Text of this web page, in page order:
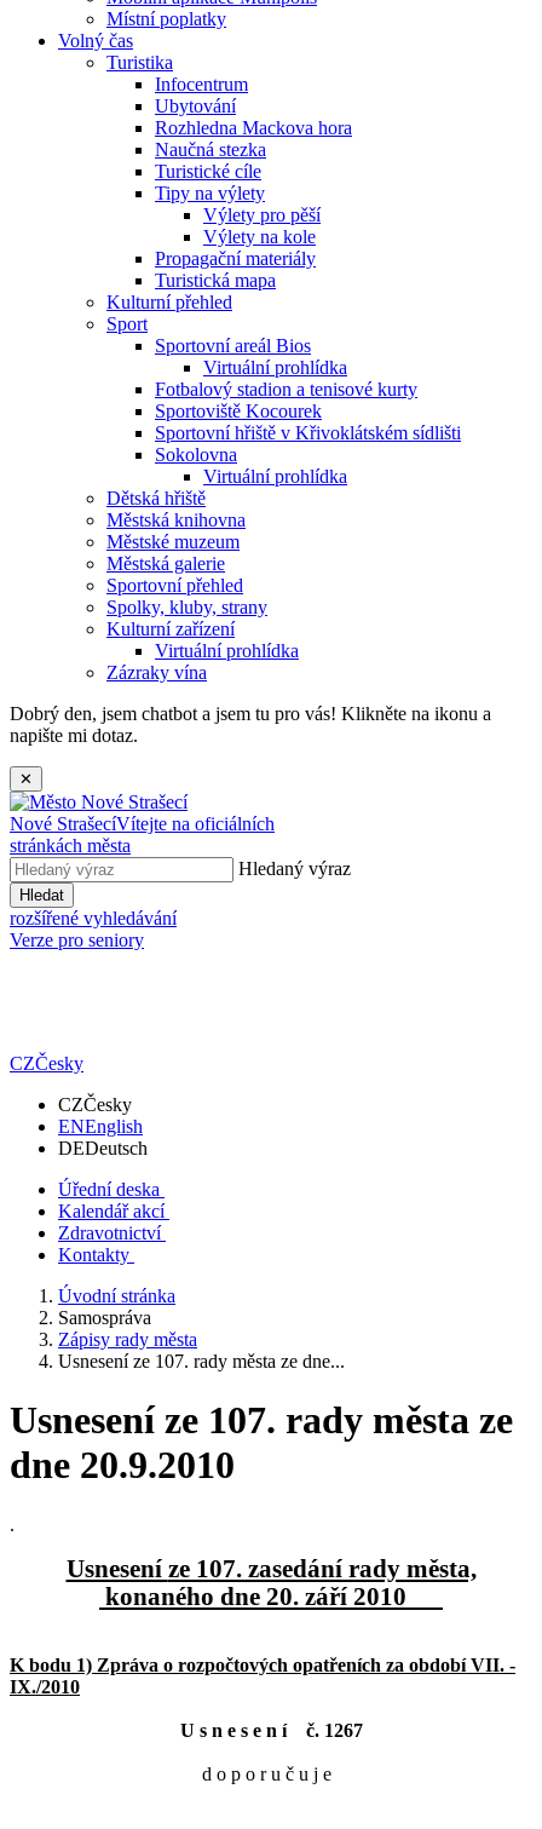
Místní poplatky
Volný čas
Turistika
Infocentrum
Ubytování
Rozhledna Mackova hora
Naučná stezka
Turistické cíle
Tipy na výlety
Výlety pro pěší
Výlety na kole
Propagační materiály
Turistická mapa
Kulturní přehled
Sport
Sportovní areál Bios
Virtuální prohlídka
Fotbalový stadion a tenisové kurty
Sportoviště Kocourek
Sportovní hřiště v Křivoklátském sídlišti
Sokolovna
Virtuální prohlídka
Dětská hřiště
Městská knihovna
Městské muzeum
Městská galerie
Sportovní přehled
Spolky, kluby, strany
Kulturní zařízení
Virtuální prohlídka
Zázraky vína
Dobrý den, jsem chatbot a jsem tu pro vás! Klikněte na ikonu a
napište mi dotaz.
✕
Nové StrašecíVítejte na oficiálních
stránkách města
Hledaný výraz
Hledat
rozšířené vyhledávání
Verze pro seniory
CZČesky
CZČesky
ENEnglish
DEDeutsch
Úřední deska
Kalendář akcí
Zdravotnictví
Kontakty
Úvodní stránka
Samospráva
Zápisy rady města
Usnesení ze 107. rady města ze dne...
Usnesení ze 107. rady města ze
dne 20.9.2010
.
Usnesení ze 107. zasedání rady města,
konaného dne 20. září 2010
K bodu 1) Zpráva o rozpočtových opatřeních za období VII. -
IX./2010
U s n e s e n í č. 1267
d o p o r u č u j e